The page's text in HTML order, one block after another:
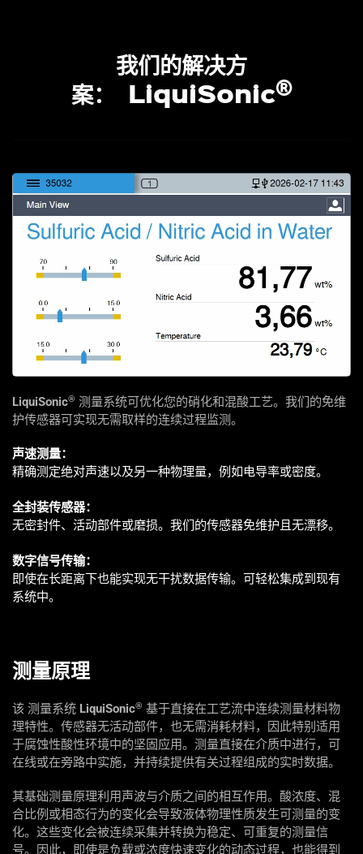
我们的解决方
案： LiquiSonic®
LiquiSonic® 测量系统可优化您的硝化和混酸工艺。我们的免维
护传感器可实现无需取样的连续过程监测。
声速测量：
精确测定绝对声速以及另一种物理量，例如电导率或密度。
全封装传感器：
无密封件、活动部件或磨损。我们的传感器免维护且无漂移。
数字信号传输：
即使在长距离下也能实现无干扰数据传输。可轻松集成到现有
系统中。
测量原理
该 测量系统 LiquiSonic® 基于直接在工艺流中连续测量材料物
理特性。传感器无活动部件，也无需消耗材料，因此特别适用
于腐蚀性酸性环境中的坚固应用。测量直接在介质中进行，可
在线或在旁路中实施，并持续提供有关过程组成的实时数据。
其基础测量原理利用声波与介质之间的相互作用。酸浓度、混
合比例或相态行为的变化会导致液体物理性质发生可测量的变
化。这些变化会被连续采集并转换为稳定、可重复的测量信
号。因此，即使是负载或浓度快速变化的动态过程，也能得到